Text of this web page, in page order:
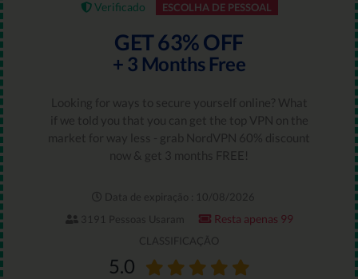
Verificado ESCOLHA DE PESSOAL
GET 63% OFF
+ 3 Months Free
Looking for ways to secure yourself online? What
if we told you that you can get the top VPN on the
market for way less - grab NordVPN 60% discount
now & get 3 months FREE!
Data de expiração : 10/08/2026
3191 Pessoas Usaram
Resta apenas 99
CLASSIFICAÇÃO
5.0